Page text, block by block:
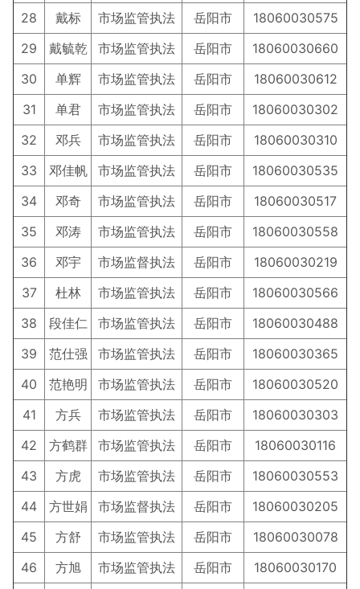
28
戴标 市场监管执法 岳阳市
18060030575
29
戴毓乾 市场监管执法 岳阳市
18060030660
30
单辉 市场监管执法 岳阳市
18060030612
31
单君 市场监管执法 岳阳市
18060030302
32
邓兵 市场监管执法 岳阳市
18060030310
33
邓佳帆 市场监管执法 岳阳市
18060030535
34
邓奇 市场监管执法 岳阳市
18060030517
35
邓涛 市场监管执法 岳阳市
18060030558
36
邓宇 市场监督执法 岳阳市
18060030219
37
杜林 市场监管执法 岳阳市
18060030566
38
段佳仁 市场监管执法 岳阳市
18060030488
39
范仕强 市场监管执法 岳阳市
18060030365
40
范艳明 市场监管执法 岳阳市
18060030520
41
方兵 市场监管执法 岳阳市
18060030303
42
方鹤群 市场监管执法 岳阳市
18060030116
43
方虎 市场监管执法 岳阳市
18060030553
44
方世娟 市场监督执法 岳阳市
18060030205
45
方舒 市场监管执法 岳阳市
18060030078
46
方旭 市场监管执法 岳阳市
18060030170